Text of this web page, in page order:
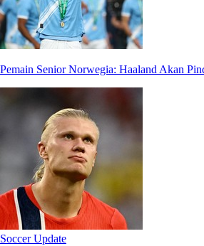
Pemain Senior Norwegia: Haaland Akan
Soccer Update